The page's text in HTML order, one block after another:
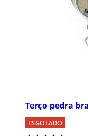
Terço pedra
ESGOTADO